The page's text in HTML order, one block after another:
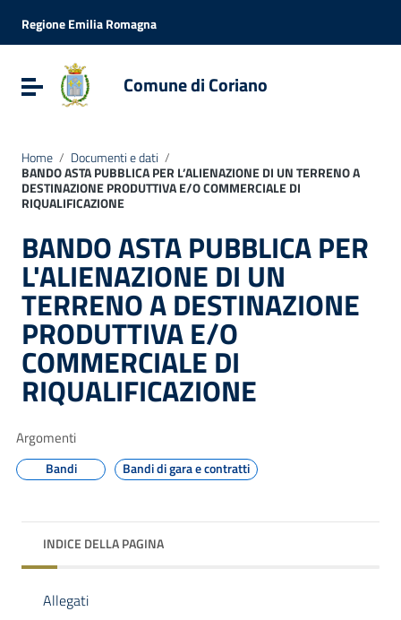
Vai al menu di navigazione
Vai al footer
Regione Emilia Romagna
Attiva / disattiva la navigazione
Comune di Coriano
Home / Documenti e dati /
BANDO ASTA PUBBLICA PER L’ALIENAZIONE DI UN TERRENO A
DESTINAZIONE PRODUTTIVA E/O COMMERCIALE DI
RIQUALIFICAZIONE
BANDO ASTA PUBBLICA PER
L'ALIENAZIONE DI UN
TERRENO A DESTINAZIONE
PRODUTTIVA E/O
COMMERCIALE DI
RIQUALIFICAZIONE
Argomenti
Bandi Bandi di gara e contratti
INDICE DELLA PAGINA
Allegati